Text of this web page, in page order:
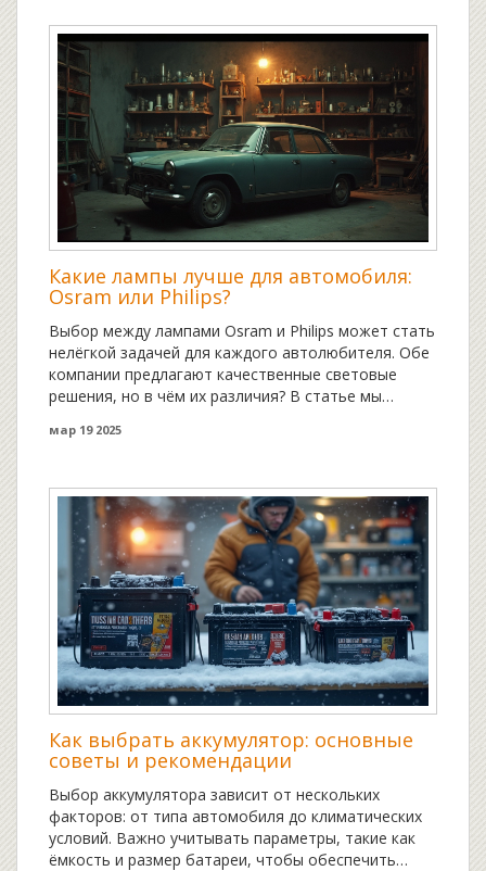
Статья расскажет о факторах, влияющих на износ
ремня, и даст практические советы по его замене.
Какие лампы лучше для автомобиля:
Osram или Philips?
Выбор между лампами Osram и Philips может стать
нелёгкой задачей для каждого автолюбителя. Обе
компании предлагают качественные световые
решения, но в чём их различия? В статье мы
брендов, особенности их света и долговечности.
оптимальный выбор для вашего авто.
мар 19 2025
Как выбрать аккумулятор: основные
советы и рекомендации
Выбор аккумулятора зависит от нескольких
факторов: от типа автомобиля до климатических
условий. Важно учитывать параметры, такие как
ёмкость и размер батареи, чтобы обеспечить